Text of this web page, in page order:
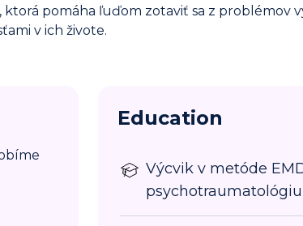
ktorá pomáha ľuďom zotaviť sa z problémov
v ich živote.
Education
Výcvik v metóde
psychotraumatológiu